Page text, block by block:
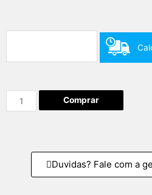
Comprar
Duvidas? Fale com a